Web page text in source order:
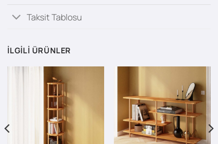
Taksit Tablosu
İLGILI ÜRÜNLER